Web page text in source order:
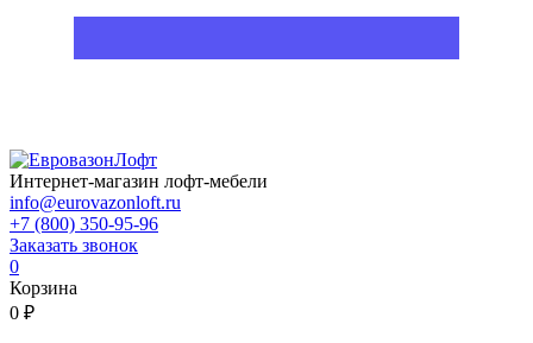
Интернет-магазин лофт-мебели
info@eurovazonloft.ru
+7 (800) 350-95-96
Заказать звонок
0
Корзина
0 ₽